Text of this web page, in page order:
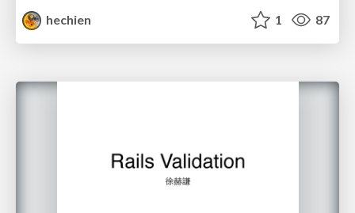
hechien 1 87